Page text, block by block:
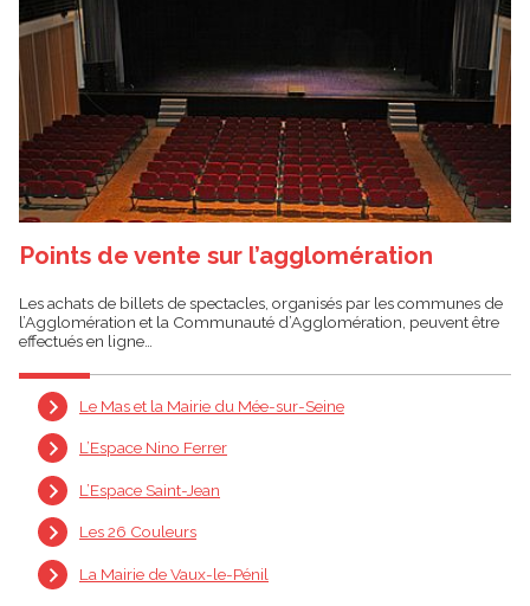
Points de vente sur l’agglomération
Les achats de billets de spectacles, organisés par les communes de
l’Agglomération et la Communauté d’Agglomération, peuvent être
effectués en ligne…
Le Mas et la Mairie du Mée-sur-Seine
L’Espace Nino Ferrer
L’Espace Saint-Jean
Les 26 Couleurs
La Mairie de Vaux-le-Pénil